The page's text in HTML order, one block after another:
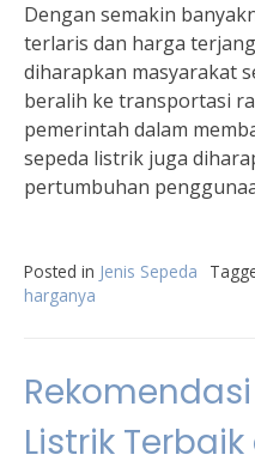
Dengan semakin
terlaris dan harga
diharapkan masyarakat
beralih ke transportasi
pemerintah dalam
sepeda listrik juga
pertumbuhan
Posted in Jenis Sepeda
harganya
Listrik